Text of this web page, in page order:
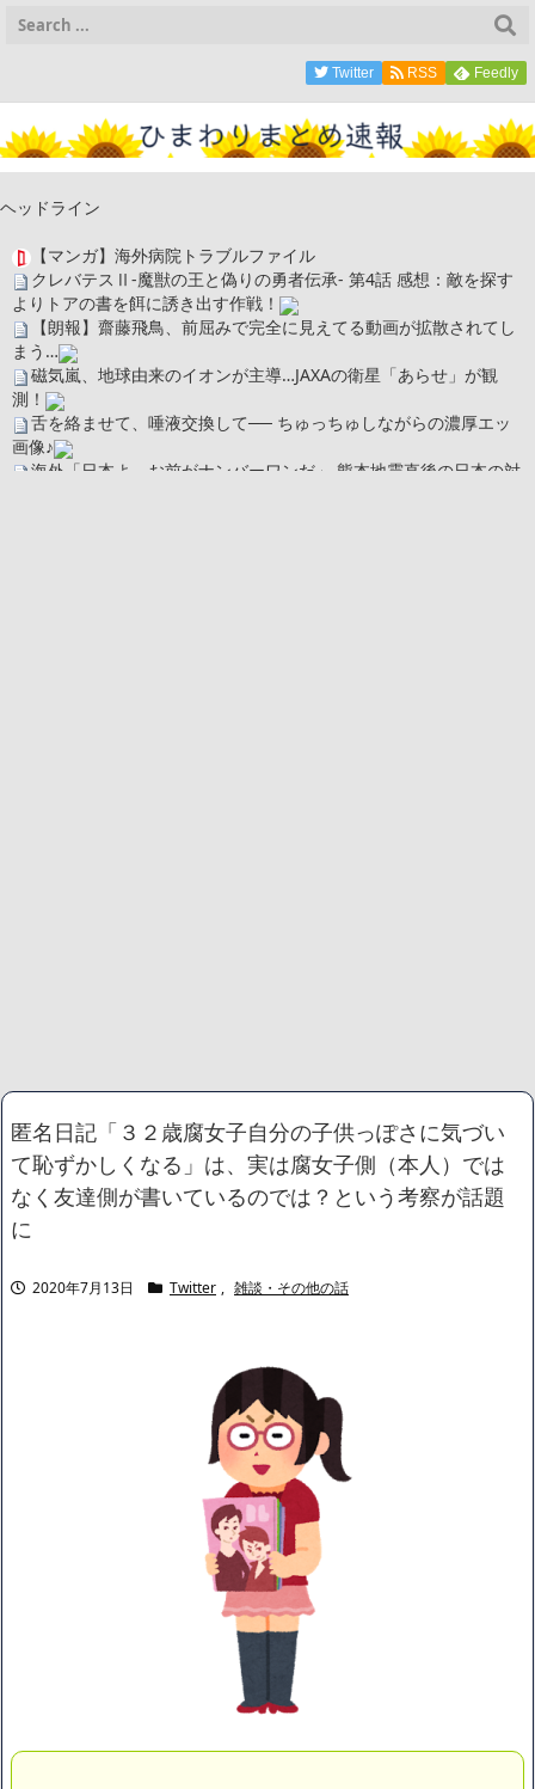
Twitter RSS Feedly
ヘッドライン
【マンガ】海外病院トラブルファイル
クレバテスⅡ-魔獣の王と偽りの勇者伝承- 第4話 感想：敵を探す
よりトアの書を餌に誘き出す作戦！
【朗報】齋藤飛鳥、前屈みで完全に見えてる動画が拡散されてし
まう…
磁気嵐、地球由来のイオンが主導…JAXAの衛星「あらせ」が観
測！
舌を絡ませて、唾液交換して── ちゅっちゅしながらの濃厚エッ
画像♪
海外「日本よ、お前がナンバーワンだ」 熊本地震直後の日本の対
いう日本人らしい薄暗い欲望のせい」NEW!
中居正広さん、ひそかに◯◯していた・・・
出張から帰ったら、嫁の顔が青ざめていた。俺「一体何があった
んだ？」嫁「…」→子供たちに話を聞くと…NEW!
賃貸物件を内覧中、ベランダに出たら突然ゾワッと両腕に鳥肌が
出た。「やっぱりこの部屋嫌だ」と思った瞬間、体が前にドンッと
突き飛ばされて…
な犬を連れてる人、本当に醜い」←これどう思う？
【画像】彼女「ねー、今日のデートこれで行っていー？」ﾊﾟｼｬ
広末涼子さん、正気に戻ってしまい絶望する・・・「アカン、キ
ャリアがすべて終わった」
【配信者】「金バエ」のSNS更新が1週間途絶え、様々な憶測が
飛び交う。1週間ぶりの投稿でも一人称が「ボキ」ではなく「俺」と
なっており、本人ではないとの憶測が広がる
かつてはSONYのパソコンだった「VAIO」家電量販店のノジマに
ハードオフに売っていた4万4000円のフィギュアがヤバすぎるｗ
ｗｗｗｗｗ「こんな高いの？ｗｗ」「逆に超安い」
【閲覧注意】俺が近くにいると機械が壊れるんだけどさ
私は6年間「子無し既婚女性」で人から様々なことを言われてき
たけど子無しの原因は親の教えのせいかもしれません
匿名日記「３２歳腐女子自分の子供っぽさに気づい
て恥ずかしくなる」は、実は腐女子側（本人）では
なく友達側が書いているのでは？という考察が話題
に
2020年7月13日 Twitter , 雑談・その他の話